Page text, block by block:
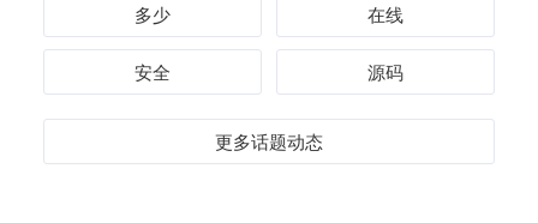
多少 在线
安全 源码
更多话题动态